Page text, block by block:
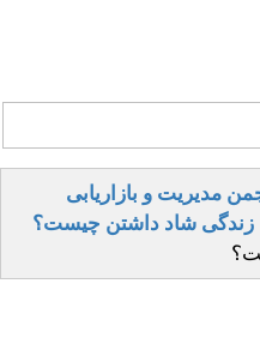
مدیریت و بازاریابی
زندگی شاد داشتن چیست؟